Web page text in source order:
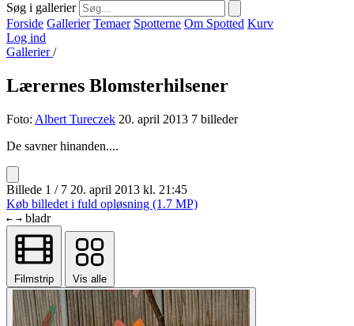
Søg i gallerier
Forside Gallerier Temaer Spotterne Om Spotted Kurv
Log ind
Gallerier/
Lærernes Blomsterhilsener
Foto: Albert Tureczek 20. april 2013 7 billeder
De savner hinanden....
Billede 1 / 7 20. april 2013 kl. 21:45
Køb billedet i fuld opløsning (1.7 MP)
← → bladr
Filmstrip Vis alle